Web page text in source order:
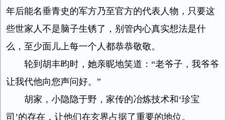
年后能名垂青史的军方乃至官方的代表人物，只要这
些世家人不是脑子生锈了，别管内心真实想法是什
么，至少面儿上每一个人都恭恭敬敬。
轮到胡丰昀时，她亲昵地笑道：“老爷子，我爷爷
让我代他向您声问好。”
胡家，小隐隐于野，家传的冶炼技术和‘珍宝
司’的存在，让他们在玄界占据了重要的地位。